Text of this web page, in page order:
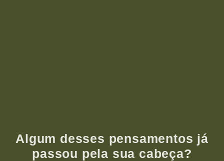
Algum desses pensamentos já
passou pela sua cabeça?